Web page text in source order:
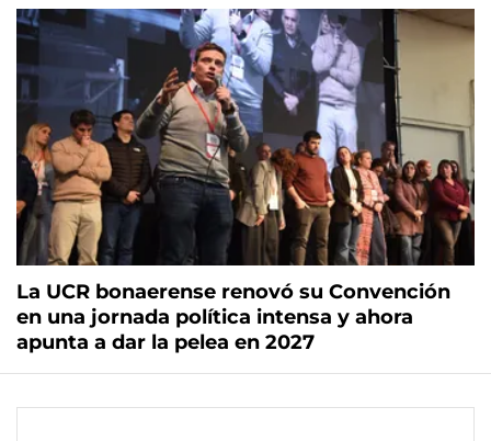
La UCR bonaerense renovó su Convención
en una jornada política intensa y ahora
apunta a dar la pelea en 2027